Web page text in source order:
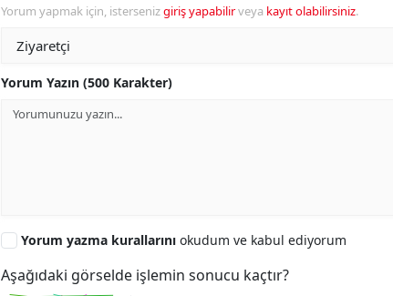
Yorum yapmak için, istersenizgiriş yapabilirveya kayıt olabilirsiniz.
Yorum Yazın (500 Karakter)
Yorum yazma kurallarını okudum ve kabul ediyorum
Aşağıdaki görselde işlemin sonucu kaçtır?